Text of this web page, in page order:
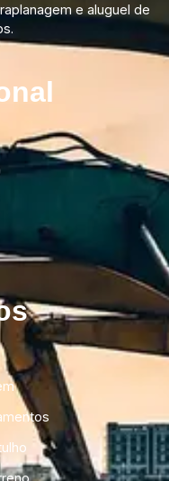
e aluguel de